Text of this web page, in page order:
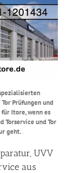
Prüfungen und
Itore, wenn es
Torservice und Tor
geht..
UVV
aus